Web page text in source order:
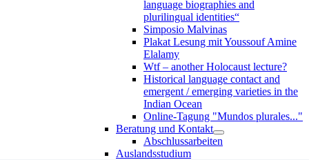
language biographies and
plurilingual identities“
Simposio Malvinas
Plakat Lesung mit Youssouf Amine
Elalamy
Wtf – another Holocaust lecture?
Historical language contact and
emergent / emerging varieties in the
Indian Ocean
Online-Tagung "Mundos plurales..."
Beratung und Kontakt
Abschlussarbeiten
Auslandsstudium